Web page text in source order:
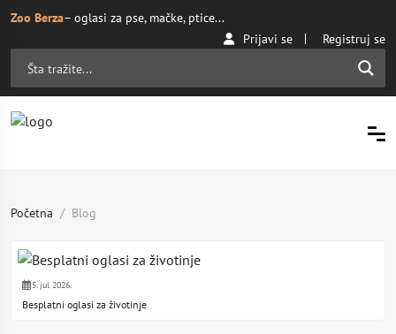
Zoo Berza– oglasi za pse, mačke, ptice...
Prijavi se
Registruj se
Početna Blog
5. jul 2026.
Besplatni oglasi za životinje